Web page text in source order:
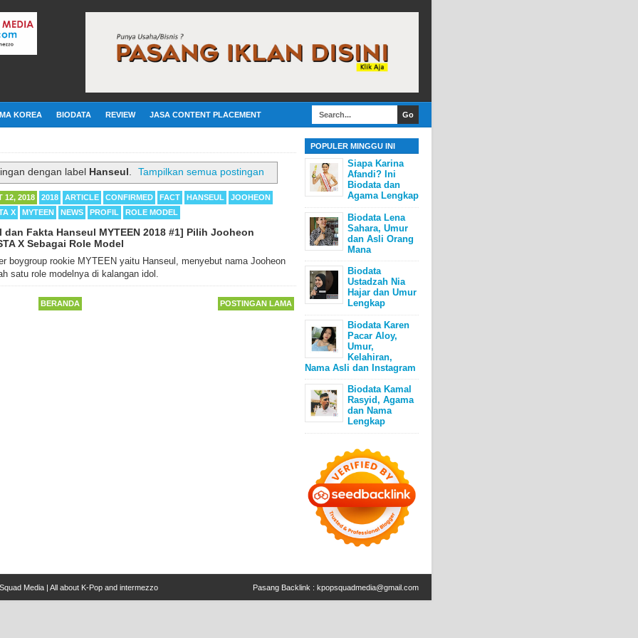
KOREA BIODATA REVIEW JASA CONTENT PLACEMENT
dengan label Hanseul. Tampilkan semua postingan
12, 2018 2018 ARTICLE CONFIRMED FACT HANSEUL
JOOHEON
X
MYTEEN NEWS PROFIL ROLE MODEL
dan Fakta Hanseul MYTEEN 2018 #1] Pilih Jooheon
X Sebagai Role Model
boygroup rookie MYTEEN yaitu Hanseul, menyebut nama Jooheon
satu role modelnya di kalangan idol.
POSTINGAN LAMA
BERANDA
POPULER MINGGU INI
Siapa Karina
Afandi? Ini
Biodata dan
Agama Lengkap
Biodata Lena
Sahara, Umur
dan Asli Orang
Mana
Biodata
Ustadzah Nia
Hajar dan Umur
Lengkap
Biodata Karen
Pacar Aloy,
Umur,
Kelahiran,
Nama Asli dan Instagram
Biodata Kamal
Rasyid, Agama
dan Nama
Lengkap
Media | All about K-Pop and intermezzo Pasang Backlink : kpopsquadmedia@gmail.com